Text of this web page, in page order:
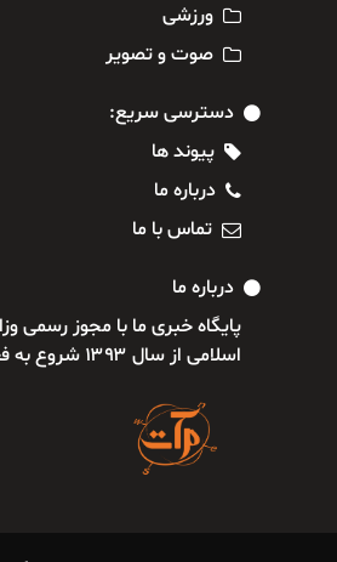
ورزشی
صوت و تصویر
دسترسی سریع:
پیوند ها
درباره ما
تماس با ما
درباره ما
پایگاه خبری ما با مجوز رسمی
اسلامی از سال ۱۳۹۳ شروع به فعالیت کرده است.